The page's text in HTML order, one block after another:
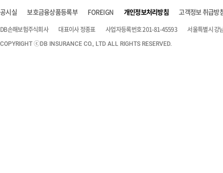
공시실 보호금융상품등록부 FOREIGN 개인정보처리방침 고객정보 취급방
DB손해보험주식회사 대표이사 정종표 사업자등록번호 201-81-45593 서울특별시 강
COPYRIGHT ⓒDB INSURANCE CO., LTD ALL RIGHTS RESERVED.